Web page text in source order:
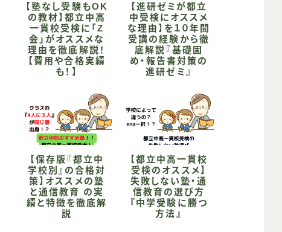
【塾なし受験もOK
の教材】都立中高
一貫校受検に「Z
会」がオススメな
理由を徹底解説！
【費用や合格実績
も！】
【進研ゼミが都立
中受検にオススメ
な理由】を１０年間
受講の経験から徹
底解説『基礎固
め・報告書対策の
進研ゼミ』
【保存版『都立中
学校別』の合格対
策】オススメの塾
と通信教育 の実
績と特徴を徹底解
説
【都立中高一貫校
受検のオススメ】
失敗しない塾・通
信教育の選び方
『中学受験に勝つ
方法』